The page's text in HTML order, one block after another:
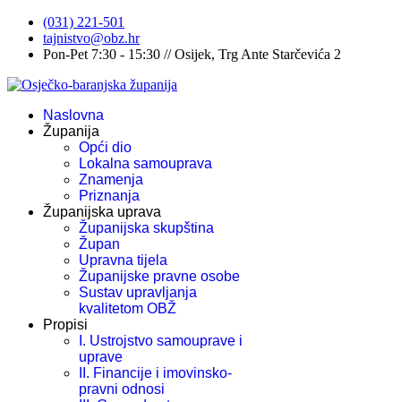
(031) 221-501
tajnistvo@obz.hr
Pon-Pet 7:30 - 15:30 // Osijek, Trg Ante Starčevića 2
Naslovna
Županija
Opći dio
Lokalna samouprava
Znamenja
Priznanja
Županijska uprava
Županijska skupština
Župan
Upravna tijela
Županijske pravne osobe
Sustav upravljanja
kvalitetom OBŽ
Propisi
I. Ustrojstvo samouprave i
uprave
II. Financije i imovinsko-
pravni odnosi